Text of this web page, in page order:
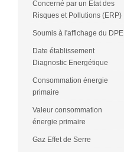
Concerné par un Etat des
Risques et Pollutions (ERP)
Soumis à l'affichage du DPE
Date établissement
Diagnostic Energétique
Consommation énergie
primaire
Valeur consommation
énergie primaire
Gaz Effet de Serre